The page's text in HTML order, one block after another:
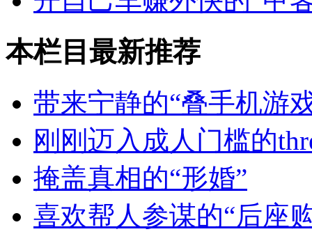
本栏目最新推荐
带来宁静的“叠手机游
刚刚迈入成人门槛的
掩盖真相的“形婚”
喜欢帮人参谋的“后座